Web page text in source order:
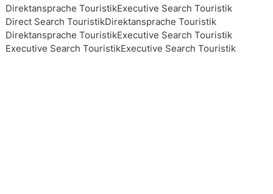
Direktansprache TouristikExecutive Search Touristik
Direct Search TouristikDirektansprache Touristik
Direktansprache TouristikExecutive Search Touristik
Executive Search TouristikExecutive Search Touristik